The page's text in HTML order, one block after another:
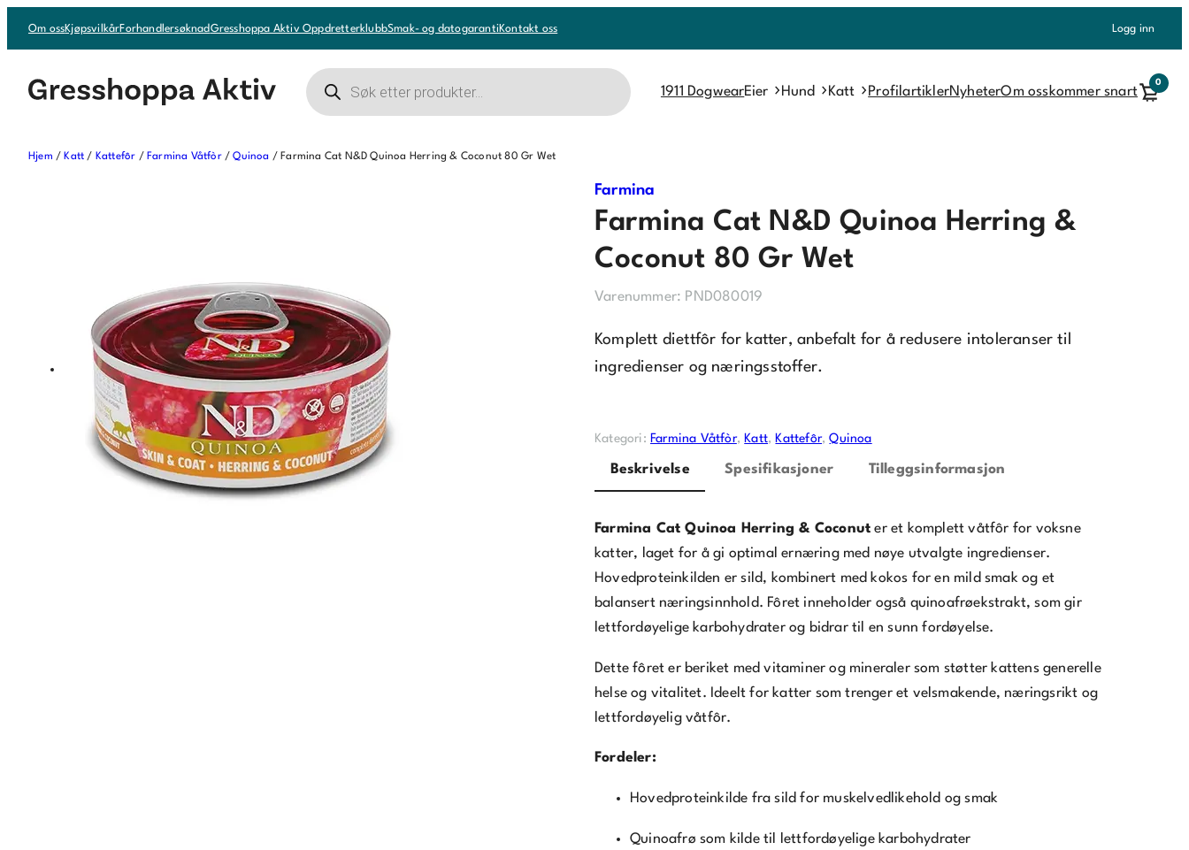
Om ossKjøpsvilkårForhandlersøknadGresshoppa Aktiv OppdretterklubbSmak- og datogarantiKontakt oss Logg inn
Products
search
1911 DogwearEier Hund Katt ProfilartiklerNyheterOm osskommer snart
0
Hjem /Katt / Kattefôr /Farmina Våtfòr/Quinoa / Farmina Cat N&D Quinoa Herring & Coconut 80 Gr Wet
Farmina
Farmina Cat N&D Quinoa Herring &
Coconut 80 Gr Wet
Varenummer: PND080019
Komplett diettfôr for katter, anbefalt for å redusere intoleranser til
ingredienser og næringsstoffer.
Kategori: Farmina Våtfòr, Katt, Kattefôr, Quinoa
Beskrivelse Spesifikasjoner Tilleggsinformasjon
Farmina Cat Quinoa Herring & Coconut er et komplett våtfôr for voksne
katter, laget for å gi optimal ernæring med nøye utvalgte ingredienser.
Hovedproteinkilden er sild, kombinert med kokos for en mild smak og et
balansert næringsinnhold. Fôret inneholder også quinoafrøekstrakt, som gir
lettfordøyelige karbohydrater og bidrar til en sunn fordøyelse.
Dette fôret er beriket med vitaminer og mineraler som støtter kattens generelle
helse og vitalitet. Ideelt for katter som trenger et velsmakende, næringsrikt og
lettfordøyelig våtfôr.
Fordeler:
Hovedproteinkilde fra sild for muskelvedlikehold og smak
Quinoafrø som kilde til lettfordøyelige karbohydrater